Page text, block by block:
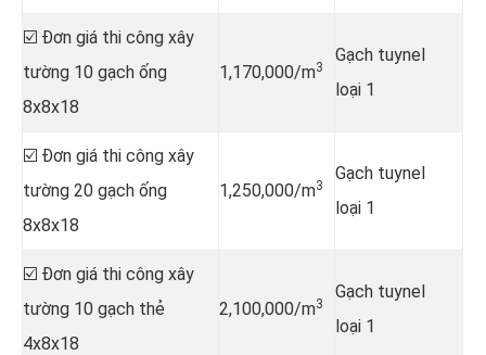
☑️ Đơn giá thi công xây
tường 10 gạch ống
8x8x18
1,170,000/m3
Gạch tuynel
loại 1
☑️ Đơn giá thi công xây
tường 20 gạch ống
8x8x18
1,250,000/m3
Gạch tuynel
loại 1
☑️ Đơn giá thi công xây
tường 10 gạch thẻ
4x8x18
2,100,000/m3
Gạch tuynel
loại 1